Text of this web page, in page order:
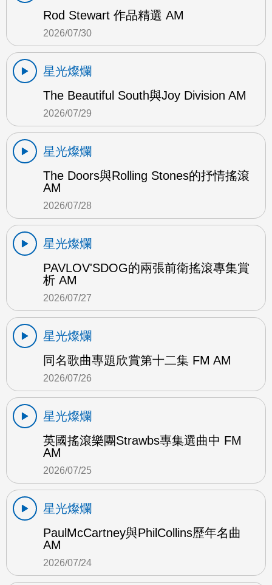
Rod Stewart 作品精選 AM
2026/07/30
星光燦爛
The Beautiful South與Joy Division AM
2026/07/29
星光燦爛
The Doors與Rolling Stones的抒情搖滾
AM
2026/07/28
星光燦爛
PAVLOV'SDOG的兩張前衛搖滾專集賞
析 AM
2026/07/27
星光燦爛
同名歌曲專題欣賞第十二集 FM AM
2026/07/26
星光燦爛
英國搖滾樂團Strawbs專集選曲中 FM
AM
2026/07/25
星光燦爛
PaulMcCartney與PhilCollins歷年名曲
AM
2026/07/24